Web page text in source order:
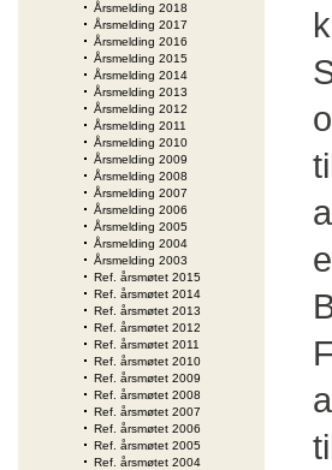
Årsmelding 2018
Årsmelding 2017
Årsmelding 2016
Årsmelding 2015
Årsmelding 2014
Årsmelding 2013
Årsmelding 2012
Årsmelding 2011
Årsmelding 2010
Årsmelding 2009
Årsmelding 2008
Årsmelding 2007
Årsmelding 2006
Årsmelding 2005
Årsmelding 2004
Årsmelding 2003
Ref. årsmøtet 2015
Ref. årsmøtet 2014
Ref. årsmøtet 2013
Ref. årsmøtet 2012
Ref. årsmøtet 2011
Ref. årsmøtet 2010
Ref. årsmøtet 2009
Ref. årsmøtet 2008
Ref. årsmøtet 2007
Ref. årsmøtet 2006
Ref. årsmøtet 2005
Ref. årsmøtet 2004